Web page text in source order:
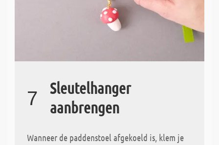
7
Sleutelhanger
aanbrengen
Wanneer de paddenstoel afgekoeld is, klem je